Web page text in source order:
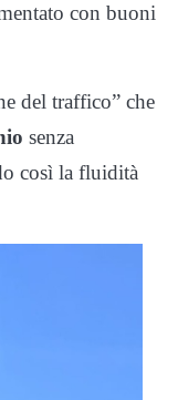
con buoni
del traffico” che
senza
così la fluidità